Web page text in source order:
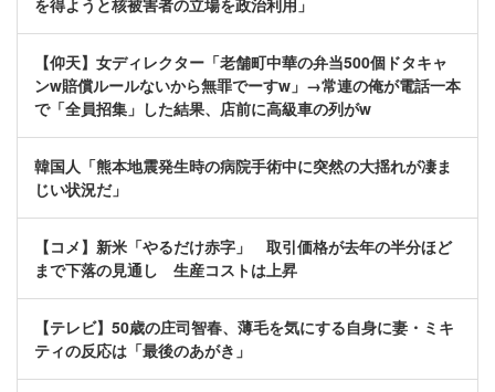
を得ようと核被害者の立場を政治利用」
【仰天】女ディレクター「老舗町中華の弁当500個ドタキャ
ンw賠償ルールないから無罪でーすw」→常連の俺が電話一本
で「全員招集」した結果、店前に高級車の列がw
韓国人「熊本地震発生時の病院手術中に突然の大揺れが凄ま
じい状況だ」
【コメ】新米「やるだけ赤字」 取引価格が去年の半分ほど
まで下落の見通し 生産コストは上昇
【テレビ】50歳の庄司智春、薄毛を気にする自身に妻・ミキ
ティの反応は「最後のあがき」